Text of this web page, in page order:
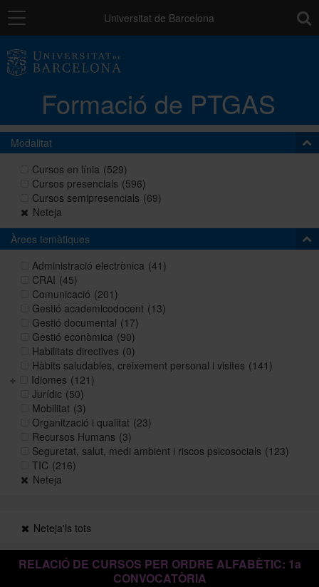
Navegació Universitat de Barcelona
Formació de PTGAS
Catàleg de la formació del PTGAS
Cursos a mida
Autoaprenentatge
Ajuts
Històric i memòries
Modalitat
Cursos en línia (529)
Cursos presencials (596)
Cursos semipresencials (69)
Neteja
Àrees temàtiques
Administració electrònica (41)
CRAI (45)
Comunicació (201)
Gestió academicodocent (13)
Gestió documental (17)
Gestió econòmica (90)
Habilitats directives (0)
Hàbits saludables, creixement personal i visites (141)
Idiomes (121)
Jurídic (50)
Mobilitat (3)
Organització i qualitat (23)
Recursos Humans (3)
Seguretat, salut, medi ambient i riscos psicosocials (123)
TIC (216)
Neteja
Neteja'ls tots
RELACIÓ DE CURSOS PER ORDRE ALFABÈTIC: 1a
CONVOCATÒRIA